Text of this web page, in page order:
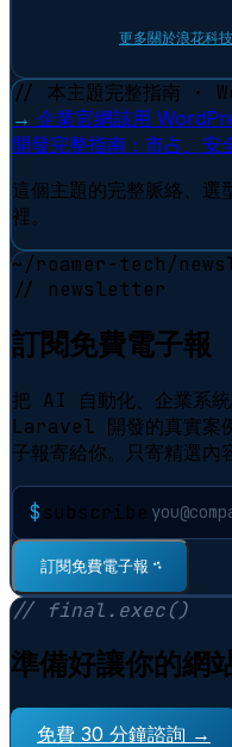
更多關於浪花科
// 本主題完整指南 ·
→ 企業官網該用
開發完整指南：市占、安
這個主題的完整脈絡、選
裡。
~/roamer-tech/
// newsletter
訂閱免費電子報
把 AI 自動化、企業系
Laravel 開發的真實案
子報寄給你。只寄精選內
$subscribe
訂閱免費電子報⠋
// final.exec()
準備好讓你的網
免費 30 分鐘諮詢 →